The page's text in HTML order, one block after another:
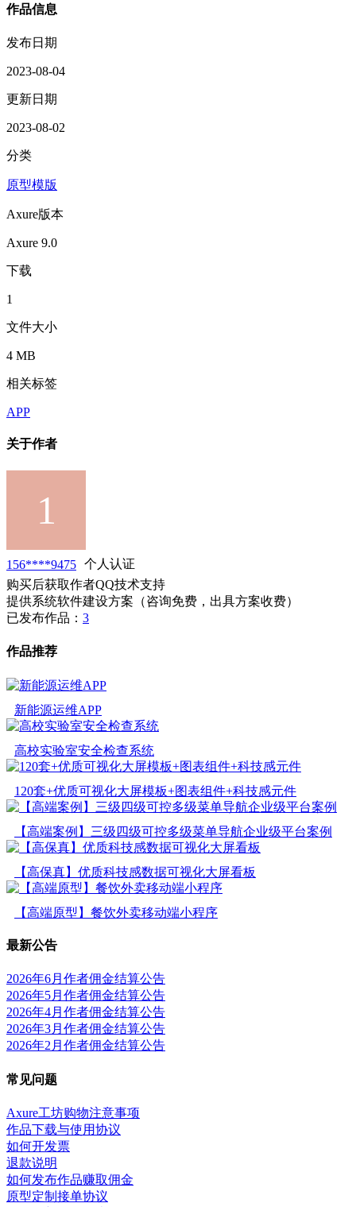
作品信息
发布日期
2023-08-04
更新日期
2023-08-02
分类
原型模版
Axure版本
Axure 9.0
下载
1
文件大小
4 MB
相关标签
APP
关于作者
156****9475
个人认证
购买后获取作者QQ技术支持
提供系统软件建设方案（咨询免费，出具方案收费）
已发布作品： 3
作品推荐
新能源运维APP
高校实验室安全检查系统
120套+优质可视化大屏模板+图表组件+科技感元件
【高端案例】三级四级可控多级菜单导航企业级平台案例
【高保真】优质科技感数据可视化大屏看板
【高端原型】餐饮外卖移动端小程序
最新公告
2026年6月作者佣金结算公告
2026年5月作者佣金结算公告
2026年4月作者佣金结算公告
2026年3月作者佣金结算公告
2026年2月作者佣金结算公告
常见问题
Axure工坊购物注意事项
作品下载与使用协议
如何开发票
退款说明
如何发布作品赚取佣金
原型定制接单协议